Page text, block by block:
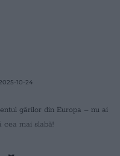
10-24
gărilor din Europa – nu ai
cea mai slabă!